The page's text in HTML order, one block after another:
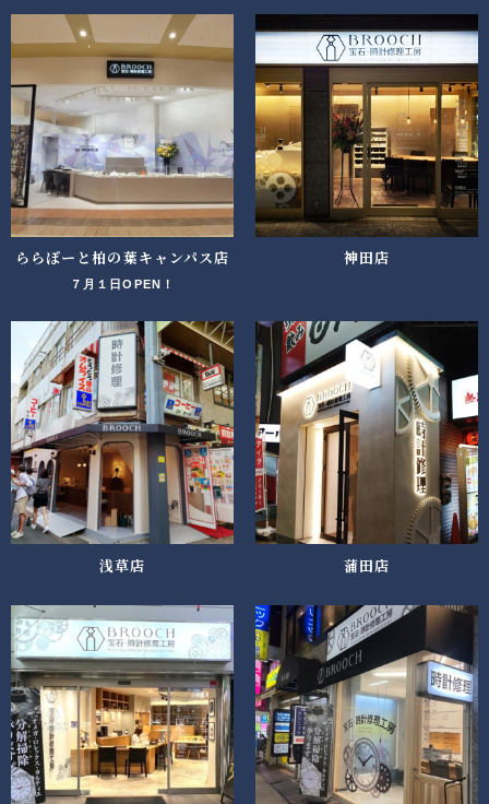
ららぽーと柏の葉キャンパス店
７月１日OPEN！
神田店
浅草店 蒲田店